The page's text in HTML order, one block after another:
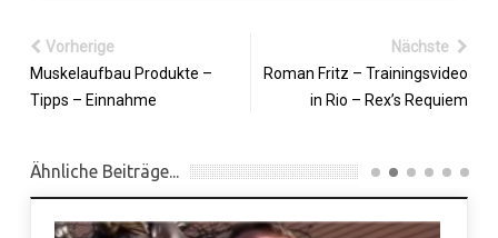
Vorherige
Muskelaufbau Produkte –
Tipps – Einnahme
Nächste
Roman Fritz – Trainingsvideo
in Rio – Rex’s Requiem
Ähnliche Beiträge...